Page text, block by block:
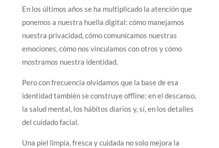
En los últimos años se ha multiplicado la atención que
ponemos a nuestra huella digital: cómo manejamos
nuestra privacidad, cómo comunicamos nuestras
emociones, cómo nos vinculamos con otros y cómo
mostramos nuestra identidad.
Pero con frecuencia olvidamos que la base de esa
identidad también se construye offline: en el descanso,
la salud mental, los hábitos diarios y, sí, en los detalles
del cuidado facial.
Una piel limpia, fresca y cuidada no solo mejora la